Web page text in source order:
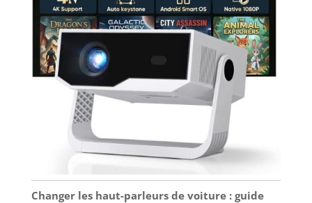
Changer les haut-parleurs de voiture : guide